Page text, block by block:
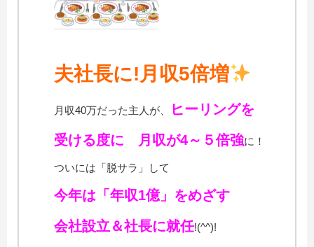
夫社長に!月収5倍増
月収40万だった主人が、
ヒーリングを
受ける度に 月収が4～５倍強に！
ついには「脱サラ」して
今年は「年収1億」をめざす
会社設立＆社長に就任!(^^)!